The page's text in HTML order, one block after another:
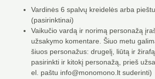
Vardinės 6 spalvų kreidelės arba
(pasirinktinai)
Vaikučio vardą ir norimą personažą
užsakymo komentare. Šiuo metu
šiuos personažus: drugelį, liūtą ir
pasirinkti ir kitokį personažą, prieš
el. paštu info@monomono.lt suderinti)